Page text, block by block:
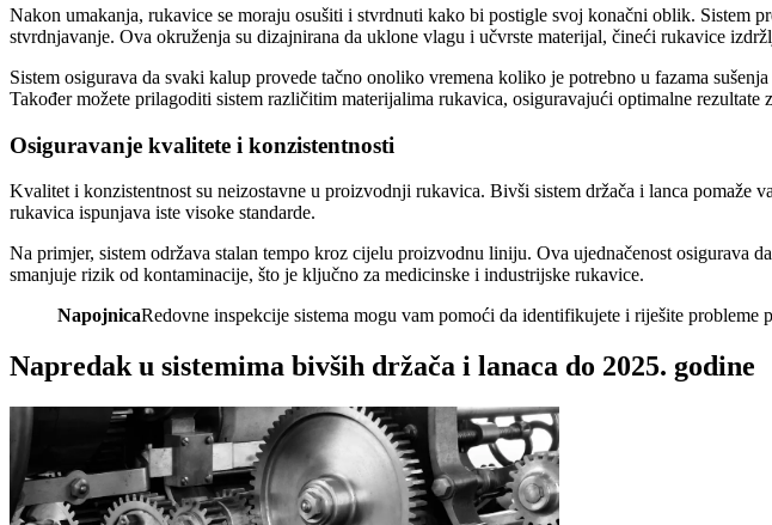
Nakon umakanja, rukavice se moraju osušiti i stvrdnuti kako bi postigle svoj konačni oblik. Sistem
stvrdnjavanje. Ova okruženja su dizajnirana da uklone vlagu i učvrste materijal, čineći rukavice
Sistem osigurava da svaki kalup provede tačno onoliko vremena koliko je potrebno u fazama
Također možete prilagoditi sistem različitim materijalima rukavica, osiguravajući optimalne rezultate
Osiguravanje kvalitete i konzistentnosti
Kvalitet i konzistentnost su neizostavne u proizvodnji rukavica. Bivši sistem držača i lanca pomaže
rukavica ispunjava iste visoke standarde.
Na primjer, sistem održava stalan tempo kroz cijelu proizvodnu liniju. Ova ujednačenost osigurava
smanjuje rizik od kontaminacije, što je ključno za medicinske i industrijske rukavice.
NapojnicaRedovne inspekcije sistema mogu vam pomoći da identifikujete i riješite probleme
Napredak u sistemima bivših držača i lanaca do 2025. godine